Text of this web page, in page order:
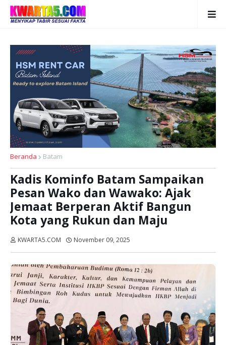
Beranda Batam
Kadis Kominfo Batam Sampaikan
Pesan Wako dan Wawako: Ajak
Jemaat Berperan Aktif Bangun
Kota yang Rukun dan Maju
KWARTA5.COM November 09, 2025